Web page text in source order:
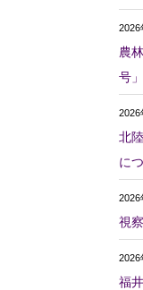
2026
農
号
2026
北
に
2026
視
2026
福